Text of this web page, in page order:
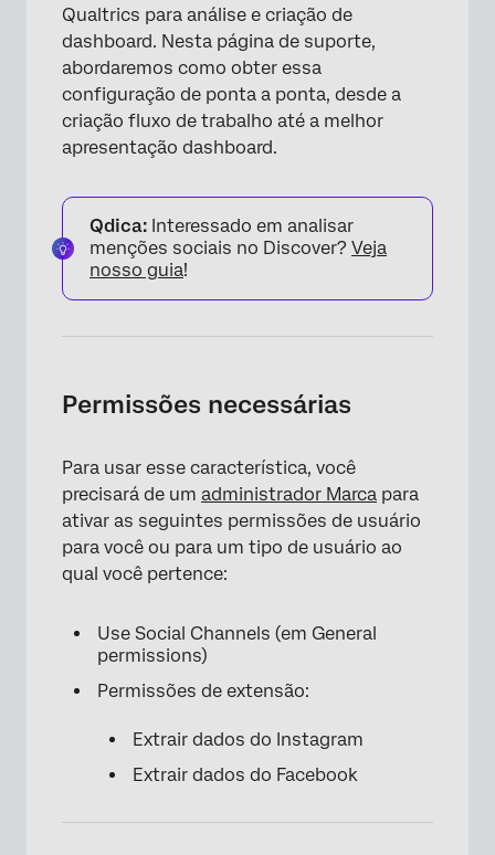
Qualtrics para análise e criação de
dashboard. Nesta página de suporte,
abordaremos como obter essa
configuração de ponta a ponta, desde a
criação fluxo de trabalho até a melhor
apresentação dashboard.
Qdica: Interessado em analisar
menções sociais no Discover? Veja
nosso guia!
Permissões necessárias
Para usar esse característica, você
precisará de um administrador Marca para
ativar as seguintes permissões de usuário
para você ou para um tipo de usuário ao
qual você pertence:
Use Social Channels (em General
permissions)
Permissões de extensão:
Extrair dados do Instagram
Extrair dados do Facebook